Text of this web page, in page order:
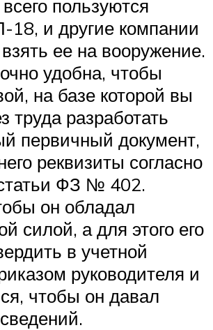
пользуются
и другие компании
ее на вооружение.
удобна, чтобы
на базе которой вы
труда разработать
первичный документ,
реквизиты согласно
ФЗ № 402.
он обладал
силой, а для этого его
в учетной
руководителя и
чтобы он давал